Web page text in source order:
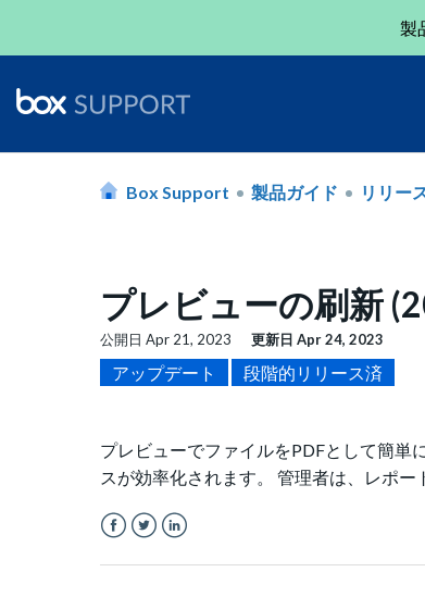
製
Box Support 製品ガイド リリー
プレビューの刷新
公開日 Apr 21, 2023 更新日 Apr 24, 2023
アップデート 段階的リリース済
プレビューでファイルをPDFとして簡単
スが効率化されます。 管理者は、レポー